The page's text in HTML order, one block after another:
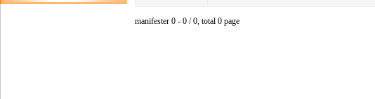
manifester 0 - 0 / 0, total 0 page